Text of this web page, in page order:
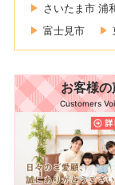
さいたま市 浦
富士見市
お客様の
Customers